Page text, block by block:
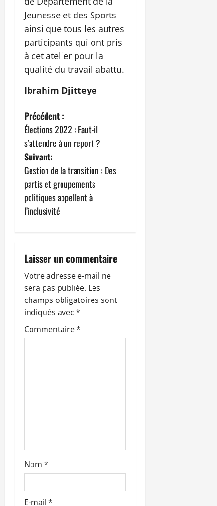
Jeunesse et des Sports
ainsi que tous les autres
participants qui ont pris
à cet atelier pour la
qualité du travail abattu.
Ibrahim Djitteye
N
a
v
i
g
a
i
o
n
d
’
c
l
Précédent :
Élections 2022 : Faut-il
s’attendre à un report ?
Suivant:
Gestion de la transition : Des
partis et groupements
politiques appellent à
l’inclusivité
Laisser un commentaire
Votre adresse e-mail ne
sera pas publiée. Les
champs obligatoires sont
indiqués avec *
Commentaire*
Nom *
E-mail *